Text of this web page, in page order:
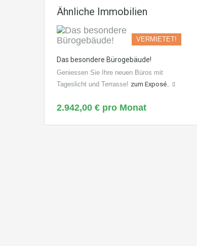
Ähnliche Immobilien
VERMIETET!
Das besondere Bürogebäude!
Geniessen Sie Ihre neuen Büros mit
Tageslicht und Terrasse! zum Exposé..
2.942,00 € pro Monat